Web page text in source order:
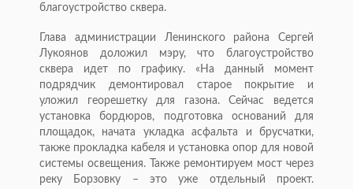
благоустройство сквера.
Глава администрации Ленинского района Сергей
Лукоянов доложил мэру, что благоустройство
сквера идет по графику. «На данный момент
подрядчик демонтировал старое покрытие и
уложил георешетку для газона. Сейчас ведется
установка бордюров, подготовка оснований для
площадок, начата укладка асфальта и брусчатки,
также прокладка кабеля и установка опор для новой
системы освещения. Также ремонтируем мост через
реку Борзовку – это уже отдельный проект.